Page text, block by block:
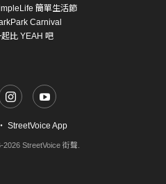
簡單生活節
Carnival
起比 YEAH 吧
・ StreetVoice App
StreetVoice 街聲.